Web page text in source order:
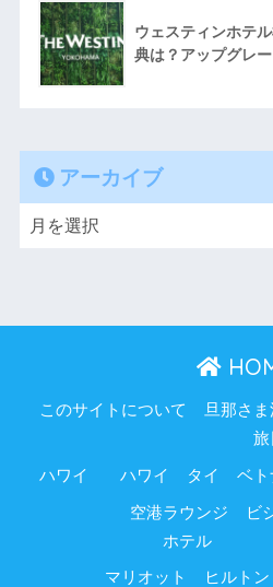
ウェスティンホテ
典は？アップグレ
アーカイブ
このサイトについて 旦那さ
ハワイ
旅
ハワイ タイ ベト
空港ラウンジ
ビ
ホテル
マリオット ヒルトン